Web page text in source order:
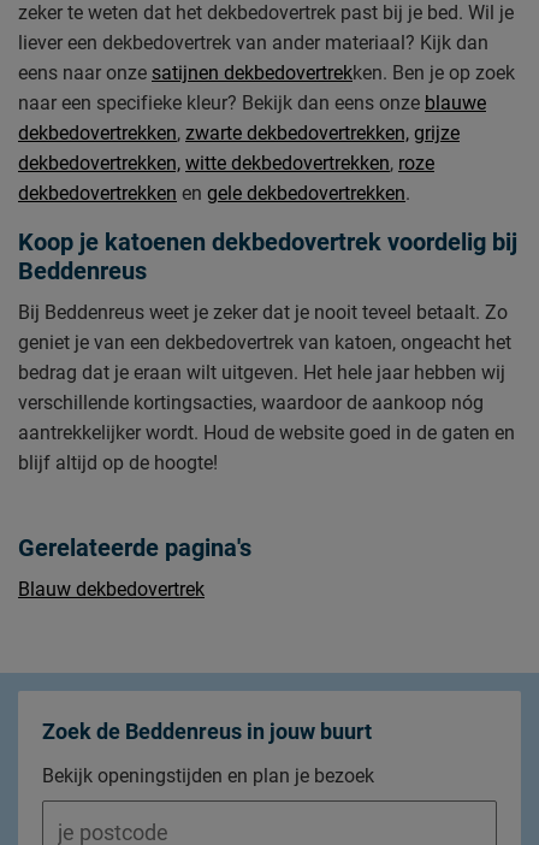
zeker te weten dat het dekbedovertrek past bij je bed. Wil je
liever een dekbedovertrek van ander materiaal? Kijk dan
eens naar onze satijnen dekbedovertrekken. Ben je op zoek
naar een specifieke kleur? Bekijk dan eens onze blauwe
dekbedovertrekken, zwarte dekbedovertrekken, grijze
dekbedovertrekken, witte dekbedovertrekken, roze
dekbedovertrekken en gele dekbedovertrekken.
Koop je katoenen dekbedovertrek voordelig bij
Beddenreus
Bij Beddenreus weet je zeker dat je nooit teveel betaalt. Zo
geniet je van een dekbedovertrek van katoen, ongeacht het
bedrag dat je eraan wilt uitgeven. Het hele jaar hebben wij
verschillende kortingsacties, waardoor de aankoop nóg
aantrekkelijker wordt. Houd de website goed in de gaten en
blijf altijd op de hoogte!
Gerelateerde pagina's
Blauw dekbedovertrek
Zoek de Beddenreus in jouw buurt
Bekijk openingstijden en plan je bezoek